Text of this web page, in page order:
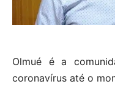
Olmué é a
coronavírus até o